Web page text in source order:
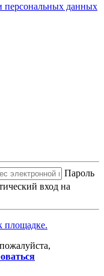
персональных данных
Пароль
вход на
площадке.